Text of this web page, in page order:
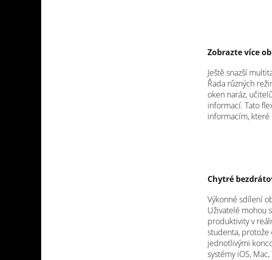
Zobrazte více
Ještě snazší
Řada různých
oken naráz,
informací. Tato
informacím,
Chytré
Výkonné sdílení
Uživatelé mohou
produktivity v
studenta, protože
jednotlivými
systémy iOS,